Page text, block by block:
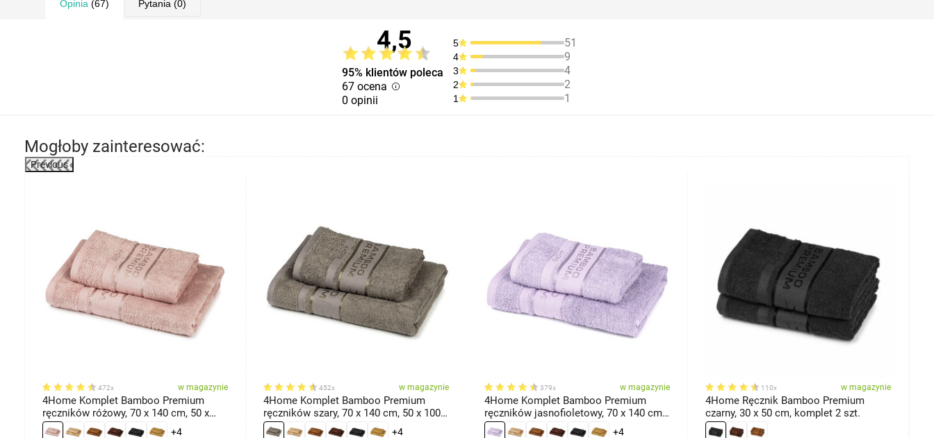
Opinia (67) Pytania (0)
4,5
95% klientów poleca
67 ocena
0 opinii
5 51
4 9
3 4
2 2
1 1
Mogłoby zainteresować:
Previous
472x w magazynie
4Home Komplet Bamboo Premium
ręczników różowy, 70 x 140 cm, 50 x
100 cm
+4
452x w magazynie
4Home Komplet Bamboo Premium
ręczników szary, 70 x 140 cm, 50 x 100
cm
+4
379x w magazynie
4Home Komplet Bamboo Premium
ręczników jasnofioletowy, 70 x 140 cm,
50 x 100 cm
+4
110x w magazynie
4Home Ręcznik Bamboo Premium
czarny, 30 x 50 cm, komplet 2 szt.